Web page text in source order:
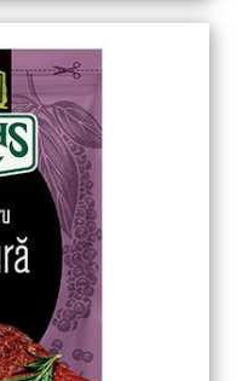
COMANDĂ